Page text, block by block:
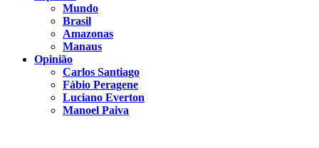
Mundo
Brasil
Amazonas
Manaus
Opinião
Carlos Santiago
Fábio Peragene
Luciano Everton
Manoel Paiva